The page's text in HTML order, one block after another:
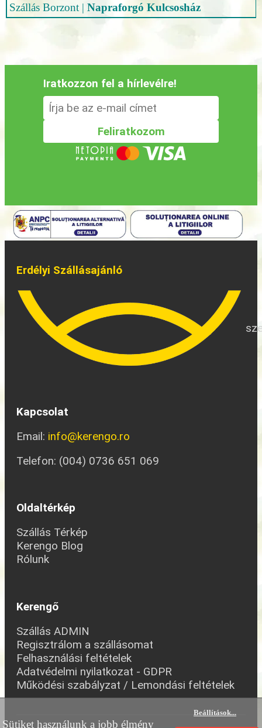
Szállás Borzont | Napraforgó Kulcsosház
Iratkozzon fel a hírlevélre!
Erdélyi Szállásajánló
Kapcsolat
Email: info@kerengo.ro
Telefon: (004) 0736 651 069
Oldaltérkép
Szállás Térkép
Kerengo Blog
Rólunk
Kerengő
Szállás ADMIN
Regisztrálom a szállásomat
Felhasználási feltételek
Adatvédelmi nyilatkozat - GDPR
Működési szabályzat / Lemondási feltételek
Sütiket használunk a jobb élmény
Beállítások...